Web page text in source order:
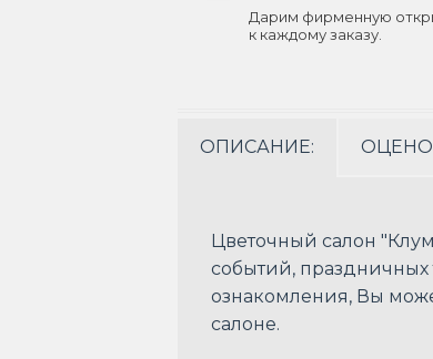
Дарим фирменную
к каждому заказу.
ОПИСАНИЕ:
Цветочный салон
событий, праздничных
ознакомления, Вы
салоне.